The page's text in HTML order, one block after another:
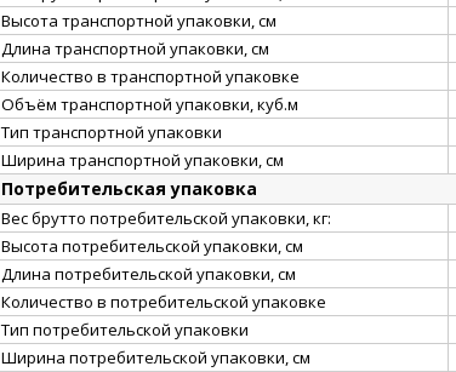
Высота транспортной упаковки, см
Длина транспортной упаковки, см
Количество в транспортной упаковке
Объём транспортной упаковки, куб.м
Тип транспортной упаковки
Ширина транспортной упаковки, см
Потребительская упаковка
Вес брутто потребительской упаковки, кг:
Высота потребительской упаковки, см
Длина потребительской упаковки, см
Количество в потребительской упаковке
Тип потребительской упаковки
Ширина потребительской упаковки, см